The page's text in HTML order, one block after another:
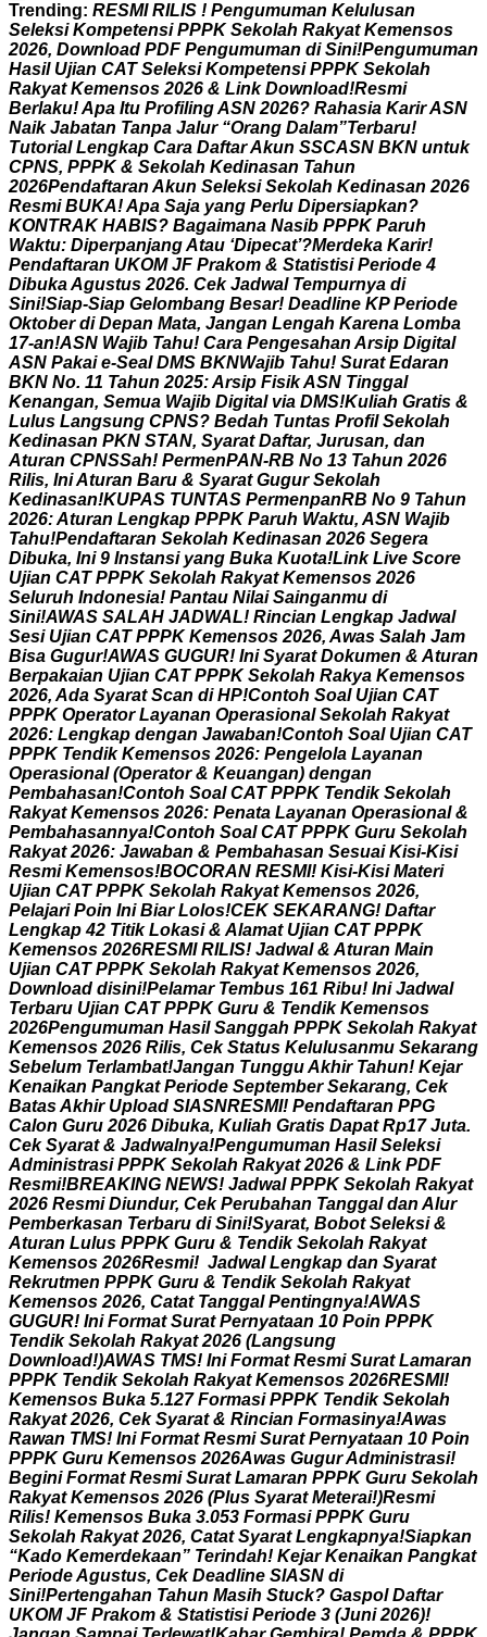
Trending: RESMI RILIS ! Pengumuman Kelulusan
Seleksi Kompetensi PPPK Sekolah Rakyat Kemensos
2026, Download PDF Pengumuman di Sini!Pengumuman
Hasil Ujian CAT Seleksi Kompetensi PPPK Sekolah
Rakyat Kemensos 2026 & Link Download!Resmi
Berlaku!Apa Itu ProfilingASN 2026? Rahasia KarirASN
Naik Jabatan Tanpa Jalur “Orang Dalam”Terbaru!
Tutorial Lengkap Cara DaftarAkun SSCASN BKN untuk
CPNS, PPPK & Sekolah Kedinasan Tahun
2026Pendaftaran Akun Seleksi Sekolah Kedinasan 2026
Resmi BUKA!Apa Saja yang Perlu Dipersiapkan?
KONTRAK HABIS? Bagaimana Nasib PPPK Paruh
Waktu: DiperpanjangAtau ‘Dipecat’?Merdeka Karir!
Pendaftaran UKOM JF Prakom & Statistisi Periode 4
DibukaAgustus 2026. Cek Jadwal Tempurnya di
Sini!Siap-Siap Gelombang Besar! Deadline KP Periode
Oktober di Depan Mata, Jangan Lengah Karena Lomba
17-an!ASN Wajib Tahu! Cara Pengesahan Arsip Digital
ASN Pakai e-Seal DMS BKNWajib Tahu! Surat Edaran
BKN No. 11 Tahun 2025:Arsip FisikASN Tinggal
Kenangan, Semua Wajib Digital via DMS!Kuliah Gratis &
Lulus Langsung CPNS? Bedah Tuntas Profil Sekolah
Kedinasan PKN STAN, Syarat Daftar, Jurusan, dan
Aturan CPNSSah! PermenPAN-RB No 13 Tahun 2026
Rilis, IniAturan Baru & Syarat Gugur Sekolah
Kedinasan!KUPAS TUNTAS PermenpanRB No 9 Tahun
2026:Aturan Lengkap PPPK Paruh Waktu, ASN Wajib
Tahu!Pendaftaran Sekolah Kedinasan 2026 Segera
Dibuka, Ini 9 Instansi yang Buka Kuota!Link Live Score
Ujian CAT PPPK Sekolah Rakyat Kemensos 2026
Seluruh Indonesia! Pantau Nilai Sainganmu di
Sini!AWAS SALAH JADWAL! Rincian Lengkap Jadwal
Sesi Ujian CAT PPPK Kemensos 2026, Awas Salah Jam
Bisa Gugur!AWAS GUGUR! Ini Syarat Dokumen & Aturan
Berpakaian Ujian CAT PPPK Sekolah Rakya Kemensos
2026, Ada Syarat Scan di HP!Contoh Soal Ujian CAT
PPPK Operator Layanan Operasional Sekolah Rakyat
2026: Lengkap dengan Jawaban!Contoh Soal Ujian CAT
PPPK Tendik Kemensos 2026: Pengelola Layanan
Operasional (Operator & Keuangan) dengan
Pembahasan!Contoh Soal CAT PPPK Tendik Sekolah
Rakyat Kemensos 2026: Penata Layanan Operasional &
Pembahasannya!Contoh Soal CAT PPPK Guru Sekolah
Rakyat 2026: Jawaban & Pembahasan Sesuai Kisi-Kisi
Resmi Kemensos!BOCORAN RESMI! Kisi-Kisi Materi
Ujian CAT PPPK Sekolah Rakyat Kemensos 2026,
Pelajari Poin Ini Biar Lolos!CEK SEKARANG! Daftar
Lengkap 42 Titik Lokasi & Alamat Ujian CAT PPPK
Kemensos 2026RESMI RILIS! Jadwal & Aturan Main
Ujian CAT PPPK Sekolah Rakyat Kemensos 2026,
Download disini!Pelamar Tembus 161 Ribu! Ini Jadwal
Terbaru Ujian CAT PPPK Guru & Tendik Kemensos
2026Pengumuman Hasil Sanggah PPPK Sekolah Rakyat
Kemensos 2026 Rilis, Cek Status Kelulusanmu Sekarang
Sebelum Terlambat!Jangan TungguAkhir Tahun! Kejar
Kenaikan Pangkat Periode September Sekarang, Cek
BatasAkhir Upload SIASNRESMI! Pendaftaran PPG
Calon Guru 2026 Dibuka, Kuliah Gratis Dapat Rp17 Juta.
Cek Syarat & Jadwalnya!Pengumuman Hasil Seleksi
Administrasi PPPK Sekolah Rakyat 2026 & Link PDF
Resmi!BREAKING NEWS! Jadwal PPPK Sekolah Rakyat
2026 Resmi Diundur, Cek Perubahan Tanggal dan Alur
Pemberkasan Terbaru di Sini!Syarat, Bobot Seleksi &
Aturan Lulus PPPK Guru & Tendik Sekolah Rakyat
Kemensos 2026Resmi! Jadwal Lengkap dan Syarat
Rekrutmen PPPK Guru & Tendik Sekolah Rakyat
Kemensos 2026, Catat Tanggal Pentingnya!AWAS
GUGUR! Ini Format Surat Pernyataan 10 Poin PPPK
Tendik Sekolah Rakyat 2026 (Langsung
Download!)AWAS TMS! Ini Format Resmi Surat Lamaran
PPPK Tendik Sekolah Rakyat Kemensos 2026RESMI!
Kemensos Buka 5.127 Formasi PPPK Tendik Sekolah
Rakyat 2026, Cek Syarat & Rincian Formasinya!Awas
Rawan TMS! Ini Format Resmi Surat Pernyataan 10 Poin
PPPK Guru Kemensos 2026Awas GugurAdministrasi!
Begini Format Resmi Surat Lamaran PPPK Guru Sekolah
Rakyat Kemensos 2026 (Plus Syarat Meterai!)Resmi
Rilis! Kemensos Buka 3.053 Formasi PPPK Guru
Sekolah Rakyat 2026, Catat Syarat Lengkapnya!Siapkan
“Kado Kemerdekaan” Terindah! Kejar Kenaikan Pangkat
PeriodeAgustus, Cek Deadline SIASN di
Sini!Pertengahan Tahun Masih Stuck? Gaspol Daftar
UKOM JF Prakom & Statistisi Periode 3 (Juni 2026)!